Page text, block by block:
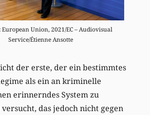
Union, 2021/EC – Audiovisual
Service/Étienne Ansotte
der erste, der ein bestimmtes
als ein an kriminelle
erinnerndes System zu
das jedoch nicht gegen